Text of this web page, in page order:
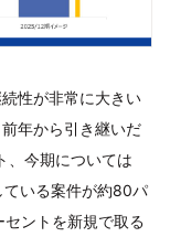
性が非常に大きい
年から引き継いだ
、今期については
いる案件が約80パ
ントを新規で取る